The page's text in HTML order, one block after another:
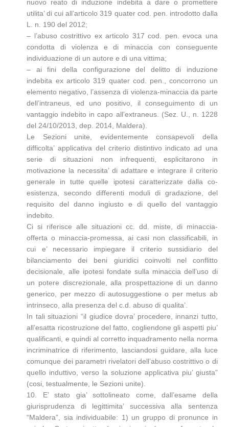
nuovo reato di induzione indebita a dare o promettere
utilita’ di cui all’articolo 319 quater cod. pen. introdotto dalla
L. n. 190 del 2012;
– l’abuso costrittivo ex articolo 317 cod. pen. evoca una
condotta di violenza e di minaccia con conseguente
individuazione di un autore e di una vittima;
– ai fini della configurazione del delitto di induzione
indebita ex articolo 319 quater cod. pen., concorrono un
elemento negativo, l’assenza di violenza-minaccia da parte
dell’intraneus, ed uno positivo, il conseguimento di un
vantaggio indebito in capo all’extraneus. (Sez. U., n. 1228
del 24/10/2013, dep. 2014, Maldera).
Le Sezioni unite, evidentemente consapevoli della
difficolta’ applicativa del criterio distintivo indicato ad una
serie di situazioni non infrequenti, esplicitarono in
motivazione la necessita’ di adattare e integrare il criterio
generale in tutte quelle ipotesi caratterizzate dalla co-
esistenza, secondo differenti moduli di gradazione, del
requisito del danno ingiusto e di quello del vantaggio
indebito.
Ci si riferisce alle situazioni cc. dd. miste, di minaccia-
offerta o minaccia-promessa, ai casi non classificabili, in
cui e’ necessario impiegare il criterio sussidiario del
bilanciamento dei beni giuridici coinvolti nel conflitto
decisionale, alle ipotesi fondate sulla minaccia dell’uso di
un potere discrezionale, alla prospettazione di un danno
generico, per mezzo di autosuggestione o per metus ab
intrinseco, alla presenza del c.d. abuso di qualita’.
In tali situazioni “il giudice dovra’ procedere, innanzi tutto,
all’esatta ricostruzione del fatto, cogliendone gli aspetti piu’
qualificanti, e quindi al corretto inquadramento nella norma
incriminatrice di riferimento, lasciandosi guidare, alla luce
comunque dei parametri rivelatori dell’abuso costrittivo o di
quello induttivo, verso la soluzione applicativa piu’ giusta”
(cosi, testualmente, le Sezioni unite).
10. E’ stato gia’ sottolineato come, dall’esame della
giurisprudenza di legittimita’ successiva alla sentenza
“Maldera”, sia individuabile: 1) un gruppo di pronunce in